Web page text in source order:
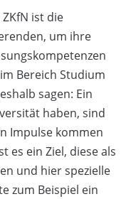
ist die
um ihre
Bereich Studium
sagen: Ein
haben, sind
Impulse kommen
es ein Ziel, diese als
und hier spezielle
zum Beispiel ein